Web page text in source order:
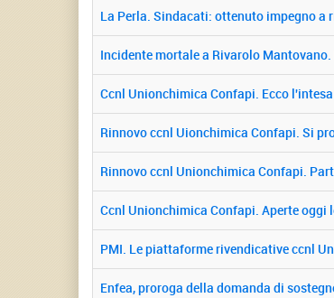
La Perla. Sindacati: ottenuto impegno a
Incidente mortale a Rivarolo
Ccnl Unionchimica Confapi. Ecco
Rinnovo ccnl Uionchimica Confapi. Si
Rinnovo ccnl Unionchimica Confapi.
Ccnl Unionchimica Confapi. Aperte
PMI. Le piattaforme rivendicative ccnl
Enfea, proroga della domanda di